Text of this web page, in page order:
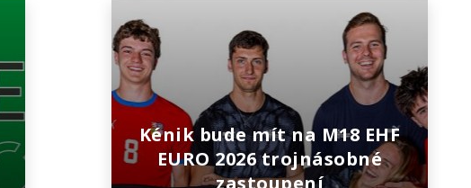
Kénik bude mít na M18 EHF
EURO 2026 trojnásobné
zastoupení